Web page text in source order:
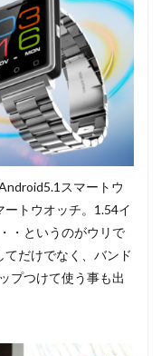
スマートウ
トウオッチ。1.54イ
・というのがウリで
だけでなく、バンド
プつけて使う事も出